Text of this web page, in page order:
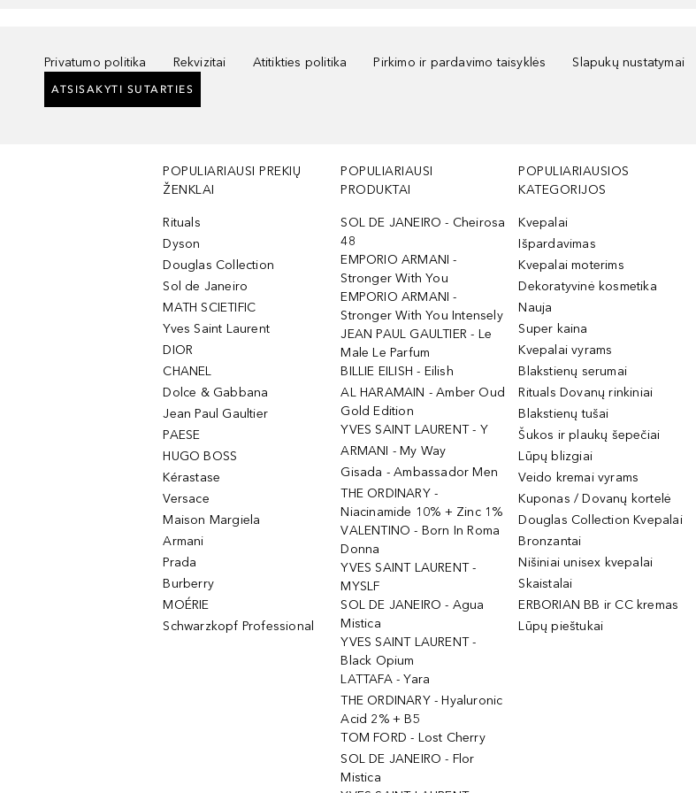
Privatumo politika Rekvizitai Atitikties politika Pirkimo ir pardavimo taisyklės Slapukų nustatymai
ATSISAKYTI SUTARTIES
POPULIARIAUSI PREKIŲ
ŽENKLAI
Rituals
Dyson
Douglas Collection
Sol de Janeiro
MATH SCIETIFIC
Yves Saint Laurent
DIOR
CHANEL
Dolce & Gabbana
Jean Paul Gaultier
PAESE
HUGO BOSS
Kérastase
Versace
Maison Margiela
Armani
Prada
Burberry
MOÉRIE
Schwarzkopf Professional
POPULIARIAUSI
PRODUKTAI
SOL DE JANEIRO - Cheirosa
48
EMPORIO ARMANI -
Stronger With You
EMPORIO ARMANI -
Stronger With You Intensely
JEAN PAUL GAULTIER - Le
Male Le Parfum
BILLIE EILISH - Eilish
AL HARAMAIN - Amber Oud
Gold Edition
YVES SAINT LAURENT - Y
ARMANI - My Way
Gisada - Ambassador Men
THE ORDINARY -
Niacinamide 10% + Zinc 1%
VALENTINO - Born In Roma
Donna
YVES SAINT LAURENT -
MYSLF
SOL DE JANEIRO - Agua
Mistica
YVES SAINT LAURENT -
Black Opium
LATTAFA - Yara
THE ORDINARY - Hyaluronic
Acid 2% + B5
TOM FORD - Lost Cherry
SOL DE JANEIRO - Flor
Mistica
POPULIARIAUSIOS
KATEGORIJOS
Kvepalai
Išpardavimas
Kvepalai moterims
Dekoratyvinė kosmetika
Nauja
Super kaina
Kvepalai vyrams
Blakstienų serumai
Rituals Dovanų rinkiniai
Blakstienų tušai
Šukos ir plaukų šepečiai
Lūpų blizgiai
Veido kremai vyrams
Kuponas / Dovanų kortelė
Douglas Collection Kvepalai
Bronzantai
Nišiniai unisex kvepalai
Skaistalai
ERBORIAN BB ir CC kremas
Lūpų pieštukai